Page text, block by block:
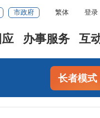
市政府 繁体 登录
办事服务 互
长者模式